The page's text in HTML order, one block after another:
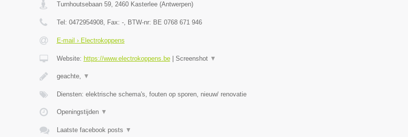
Turnhoutsebaan 59, 2460 Kasterlee(Antwerpen)
Tel: 0472954908, Fax: -, BTW-nr: BE 0768 671 946
E-mail › Electrokoppens
Website: https://www.electrokoppens.be| Screenshot ▼
geachte, ▼
Diensten: elektrische schema's, fouten op sporen, nieuw/ renovatie
Openingstijden ▼
Laatste facebook posts ▼